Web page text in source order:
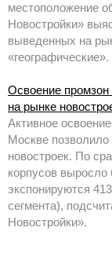
местоположение
Новостройки»
выведенных на
«географические».
Освоение
на рынке
Активное
Москве
новостроек. По
корпусов
экспонируются
сегмента),
Новостройки».